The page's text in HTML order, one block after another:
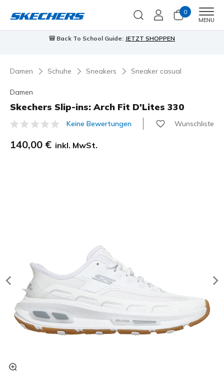
0
MENU
90 Tage kostenlose RückgabeJetzt anmelden
Damen Schuhe Sneakers Sneaker casual
Damen
Skechers Slip-ins: Arch Fit D'Lites 330
4,4 von 5 Kundenbewertungen
Keine Bewertungen Wunschliste
140,00 € inkl. MwSt.